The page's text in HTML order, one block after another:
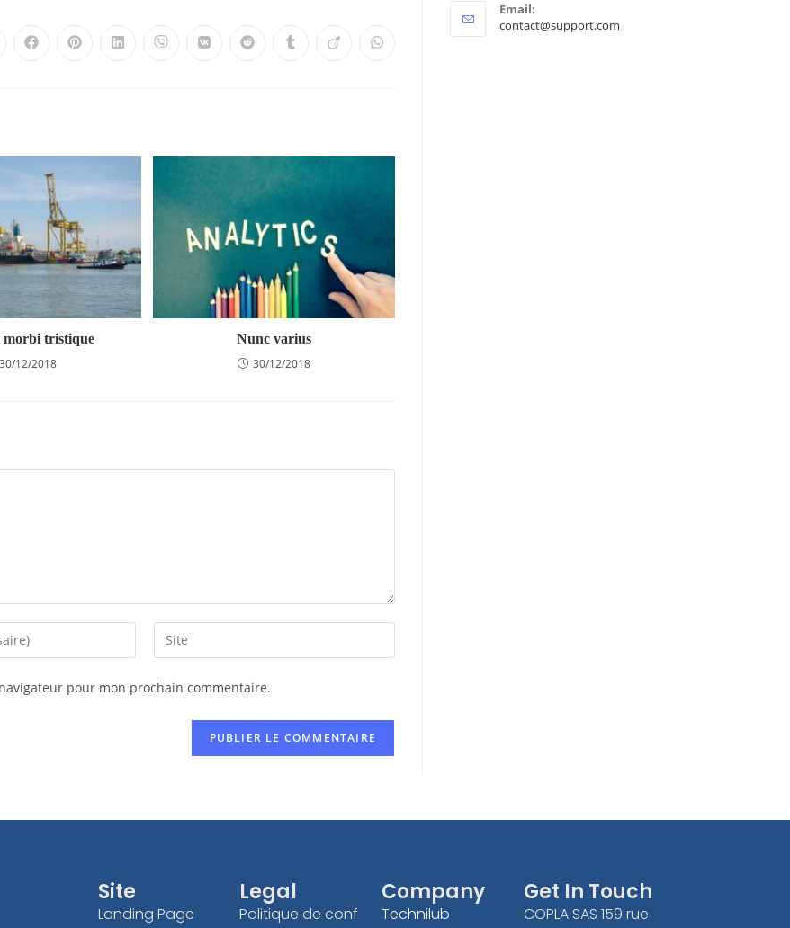
morbi tristique
30/12/2018
Nunc varius
30/12/2018
pour mon prochain commentaire.
Email:
contact@support.com
Site
Landing Page
Legal
Politique de conf
Company
Technilub
Get In Touch
COPLA SAS 159 rue